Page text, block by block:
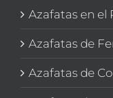
Azafatas en el
Azafatas de
Azafatas de